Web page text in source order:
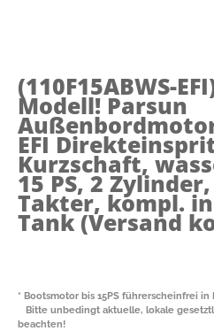
(110F15ABWS-
Modell! Parsun
Außenbordmotor
EFI
Kurzschaft,
15 PS, 2
Takter, kompl.
Tank (Versand
* Bootsmotor bis 15PS führerscheinfrei in
Bitte unbedingt aktuelle, lokale
beachten!